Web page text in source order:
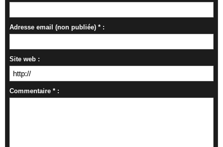
Adresse email (non publiée) * :
Site web :
Commentaire * :